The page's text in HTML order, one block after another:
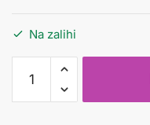
Na zalihi
drveni
konstrukcijski